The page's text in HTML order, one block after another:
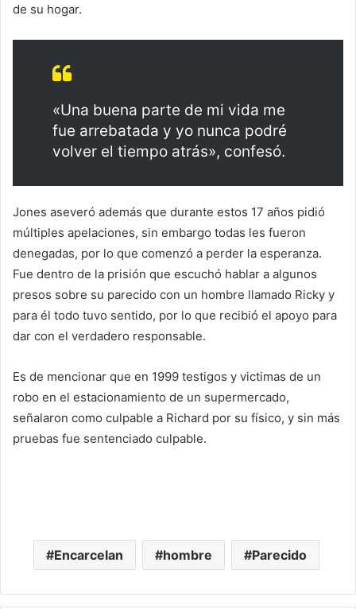
de su hogar.
«Una buena parte de mi vida me
fue arrebatada y yo nunca podré
volver el tiempo atrás», confesó.
Jones aseveró además que durante estos 17 años pidió
múltiples apelaciones, sin embargo todas les fueron
denegadas, por lo que comenzó a perder la esperanza.
Fue dentro de la prisión que escuchó hablar a algunos
presos sobre su parecido con un hombre llamado Ricky y
para él todo tuvo sentido, por lo que recibió el apoyo para
dar con el verdadero responsable.
Es de mencionar que en 1999 testigos y victimas de un
robo en el estacionamiento de un supermercado,
señalaron como culpable a Richard por su físico, y sin más
pruebas fue sentenciado culpable.
Encarcelan hombre Parecido